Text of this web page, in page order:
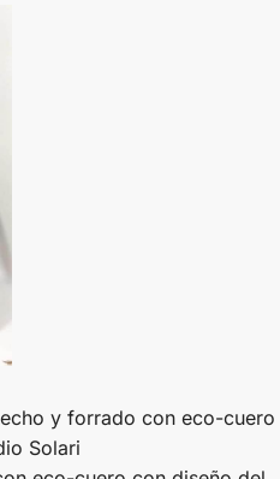
y forrado con eco-cuero
Solari